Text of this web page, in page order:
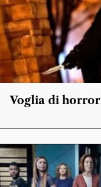
Voglia di